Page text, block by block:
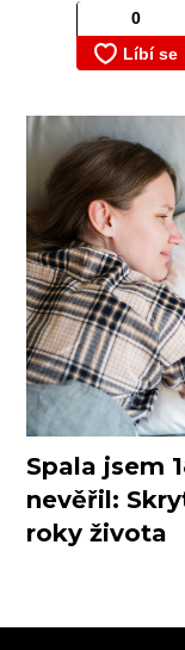
Spala jsem
nevěřil:
roky života